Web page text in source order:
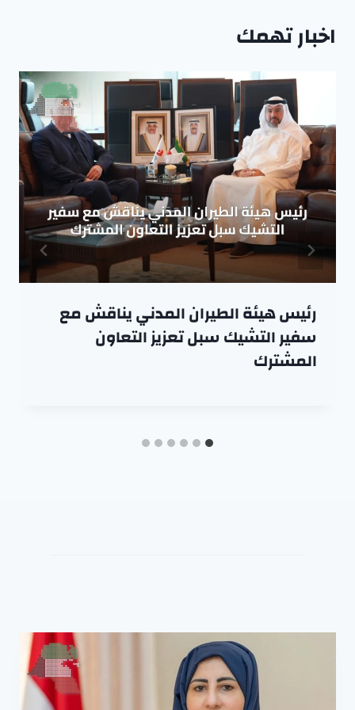
اخبار تهمك
رئيس هيئة الطيران المدني يناقش مع
سفير التشيك سبل تعزيز التعاون
المشترك